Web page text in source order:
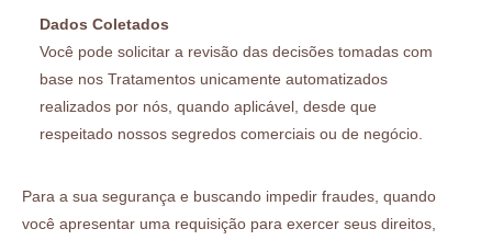
Dados Coletados
Você pode solicitar a revisão das decisões tomadas com
base nos Tratamentos unicamente automatizados
realizados por nós, quando aplicável, desde que
respeitado nossos segredos comerciais ou de negócio.
Para a sua segurança e buscando impedir fraudes, quando
você apresentar uma requisição para exercer seus direitos,